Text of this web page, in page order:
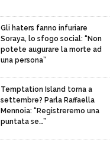
Gli haters fanno infuriare
Soraya, lo sfogo social: “Non
potete augurare la morte ad
una persona”
Temptation Island torna a
settembre? Parla Raffaella
Mennoia: “Registreremo una
puntata se…”